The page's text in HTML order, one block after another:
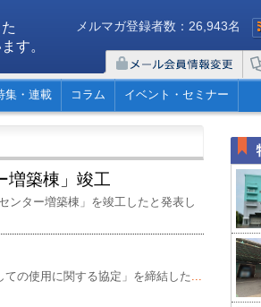
す。
メルマガ登録者数：26,943名
集・連載 コラム イベント・セミナー
増築棟」竣工
ンター増築棟」を竣工したと発表し
の使用に関する協定」を締結した...